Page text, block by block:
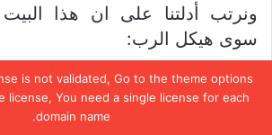
is not validated, Go to the theme options
license, You need a single license for each
domain name.
ونرتب أدلتنا على ان هذا
سوى هيكل الرب: